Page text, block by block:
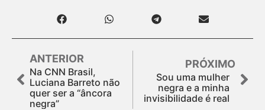
ANTERIOR
Na CNN Brasil,
Luciana Barreto não
quer ser a “âncora
negra”
PRÓXIMO
Sou uma mulher
negra e a minha
invisibilidade é real